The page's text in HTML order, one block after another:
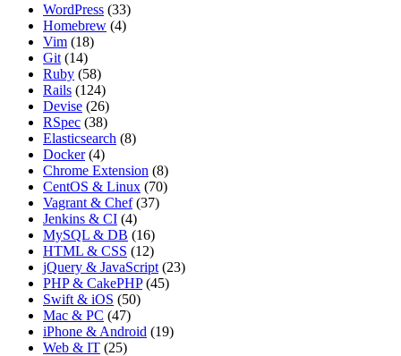
WordPress (33)
Homebrew (4)
Vim (18)
Git (14)
Ruby (58)
Rails (124)
Devise (26)
RSpec (38)
Elasticsearch (8)
Docker(4)
Chrome Extension (8)
CentOS & Linux (70)
Vagrant & Chef(37)
Jenkins & CI (4)
MySQL & DB (16)
HTML & CSS (12)
jQuery & JavaScript (23)
PHP & CakePHP(45)
Swift & iOS (50)
Mac & PC (47)
iPhone & Android (19)
Web & IT (25)